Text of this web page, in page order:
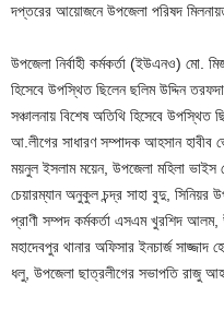
দপ্তরের আয়োজনে উপজেলা পরিষদ
উপজেলা নির্বাহী কর্মকর্তা (ইউএনও) মো.
হিসেবে উপস্থিত ছিলেন ছলিম উদ্দিন
সঞ্চালনায় বিশেষ অতিথি হিসেবে উপস্থিত
আ.লীগের সাধারণ সম্পাদক আহসান হাবীব
ময়নুল ইসলাম ময়েন, উপজেলা মহিলা ভাইস
চেয়ারম্যান অনুকুল চন্দ্র সাহা বুদু, সিনিয়র
প্রাণী সম্পদ কর্মকর্তা এসএম খুরশিদ আলম,
মহাদেবপুর থানার অফিসার ইনচার্জ সাজ্জাদ
ধলু, উপজেলা ছাত্রলীগের সভাপতি রাজু